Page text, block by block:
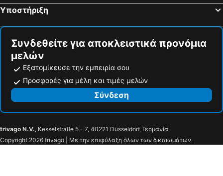
Υποστήριξη
Συνδεθείτε για αποκλειστικά προνόμια
μελών
Εξατομίκευσε την εμπειρία σου
Προσφορές για μέλη και τιμές μελών
Σύνδεση
trivago N.V., Kesselstraße 5 – 7, 40221 Düsseldorf, Γερμανία
Copyright 2026 trivago | Με την επιφύλαξη όλων των δικαιωμάτων.